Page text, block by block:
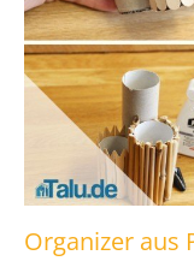
Organizer aus